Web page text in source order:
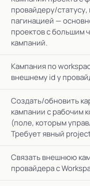
провайдеру/
пагинацией —
проектов с большим
кампаний.
Кампания по
внешнему id у
Создать/обновить
кампании с рабочим
(поле, которым
Требует явный
Связать внешнюю
провайдера с